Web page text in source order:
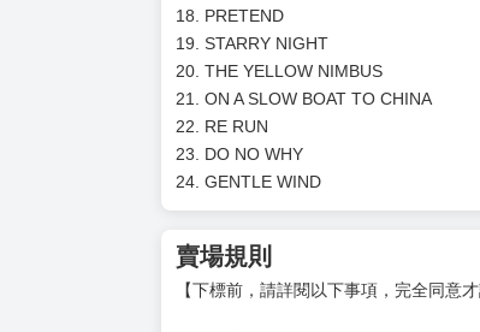
2016漫畫大獎第三名等殊榮。
譯者簡介
姓名：柯冠廷
自由譯者。除了音樂漫畫《琴之森》、
有相當高的專業性。
18. PRETEND
19. STARRY NIGHT